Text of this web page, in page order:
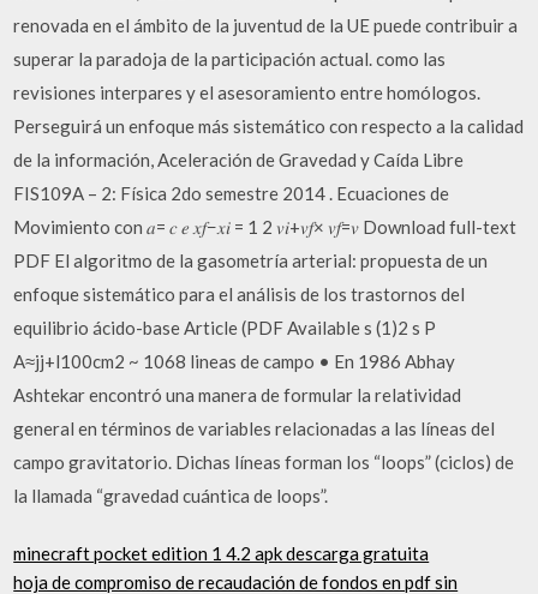
renovada en el ámbito de la juventud de la UE puede contribuir a
superar la paradoja de la participación actual. como las
revisiones interpares y el asesoramiento entre homólogos.
Perseguirá un enfoque más sistemático con respecto a la calidad
de la información, Aceleración de Gravedad y Caída Libre
FIS109A – 2: Física 2do semestre 2014 . Ecuaciones de
Movimiento con 𝑎= 𝑐 𝑒 𝑥𝑓−𝑥𝑖 = 1 2 𝑣𝑖+𝑣𝑓× 𝑣𝑓=𝑣 Download full-text
PDF El algoritmo de la gasometría arterial: propuesta de un
enfoque sistemático para el análisis de los trastornos del
equilibrio ácido-base Article (PDF Available s (1)2 s P
A≈jj+l100cm2 ~ 1068 lineas de campo • En 1986 Abhay
Ashtekar encontró una manera de formular la relatividad
general en términos de variables relacionadas a las líneas del
campo gravitatorio. Dichas líneas forman los “loops” (ciclos) de
la llamada “gravedad cuántica de loops”.
minecraft pocket edition 1 4.2 apk descarga gratuita
hoja de compromiso de recaudación de fondos en pdf sin